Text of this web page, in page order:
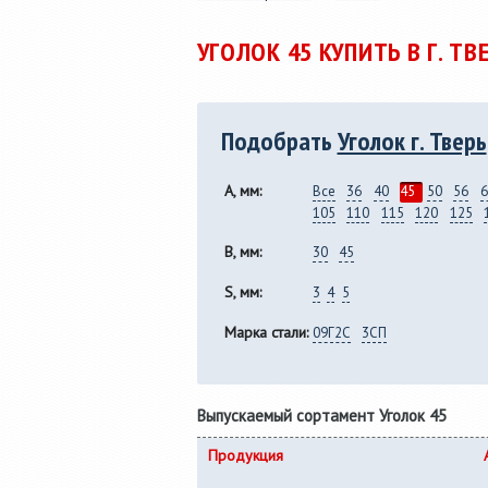
резке рулонной стали
толщиной от 0,25 до 8,0 мм,
полки от
сп 5,
УГОЛОК 45 КУПИТЬ В Г.
ПодобратьУголок г. Тверь
A, мм: Все 36 40 45 50 56
105
110 115 120 125
B, мм: 30 45
S, мм: 3 4 5
Марка стали: 09Г2С 3СП
Выпускаемый сортамент Уголок 45
Продукция